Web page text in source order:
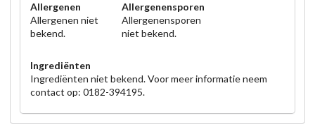
Allergenen
Allergenen niet
bekend.
Allergenensporen
Allergenensporen
niet bekend.
Ingrediënten
Ingrediënten niet bekend. Voor meer informatie neem
contact op: 0182-394195.